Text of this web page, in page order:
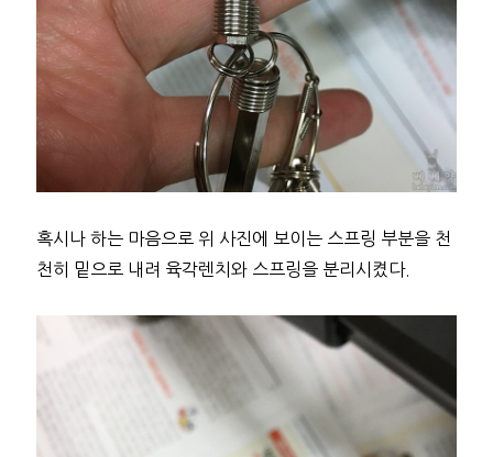
혹시나 하는 마음으로 위 사진에 보이는 스프링 부분을 천
천히 밑으로 내려 육각렌치와 스프링을 분리시켰다.